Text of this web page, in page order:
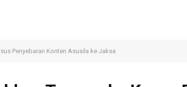
Penyebaran Konten Asusila ke Jaksa